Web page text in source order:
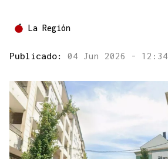
La Región
Publicado: 04 Jun 2026 - 12:34